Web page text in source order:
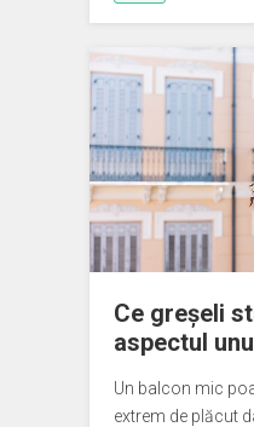
Ce greșeli
aspectul
Un balcon mic
extrem de plăcut